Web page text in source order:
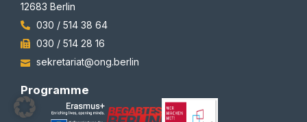
12683 Berlin
030 / 514 38 64
030 / 514 28 16
sekretariat@ong.berlin
Programme